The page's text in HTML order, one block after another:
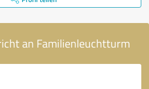
an Familienleuchtturm